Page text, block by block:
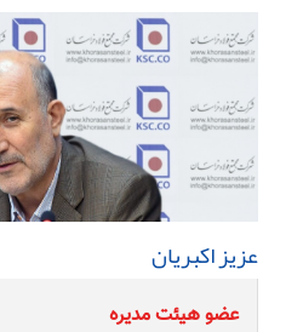
عزیز اکبریان
عضو هیئت مدیره